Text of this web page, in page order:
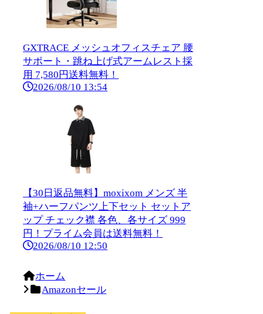
GXTRACE メッシュオフィスチェア 腰
サポート・跳ね上げ式アームレスト採
用 7,580円送料無料！
2026/08/10 13:54
【30日返品無料】moxixom メンズ 半
袖+ハーフパンツ上下セット セットア
ップ チェック襟 各色、各サイズ 999
円！プライム会員は送料無料！
2026/08/10 12:50
ホーム
Amazonセール